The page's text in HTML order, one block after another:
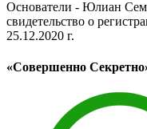
Основатели - Юлиан
свидетельство о
25.12.2020 г.
«Совершенно